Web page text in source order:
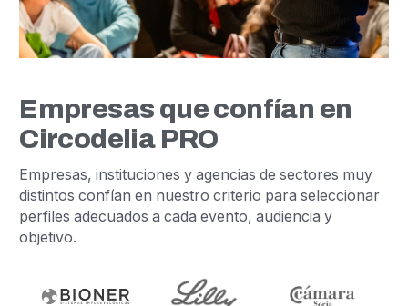
Empresas que confían en
Circodelia PRO
Empresas, instituciones y agencias de sectores muy
distintos confían en nuestro criterio para seleccionar
perfiles adecuados a cada evento, audiencia y
objetivo.